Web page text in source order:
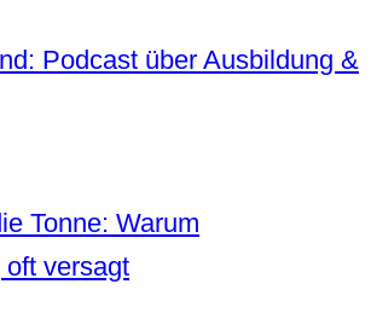
Podcast über Ausbildung &
Tonne: Warum
versagt